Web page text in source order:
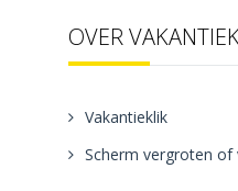
OVER
Vakantieklik
Scherm vergroten of